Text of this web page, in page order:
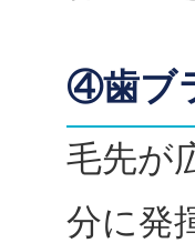
④歯ブ
毛先が
分に発